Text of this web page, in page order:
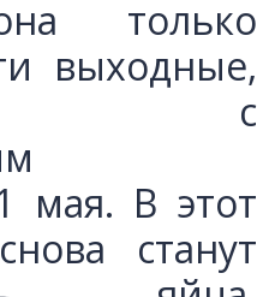
только
выходные,
с
мая. В этот
станут